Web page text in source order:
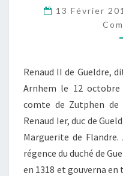
13 Février
Renaud II de Gueldre,
Arnhem le 12
comte de Zutphen
Renaud Ier, duc de
Marguerite de
régence du duché de
en 1318 et gouverna en